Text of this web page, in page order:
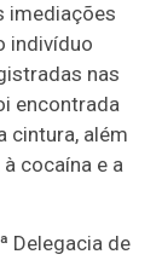
imediações
indivíduo
nas
encontrada
cintura, além
cocaína e a
Delegacia de